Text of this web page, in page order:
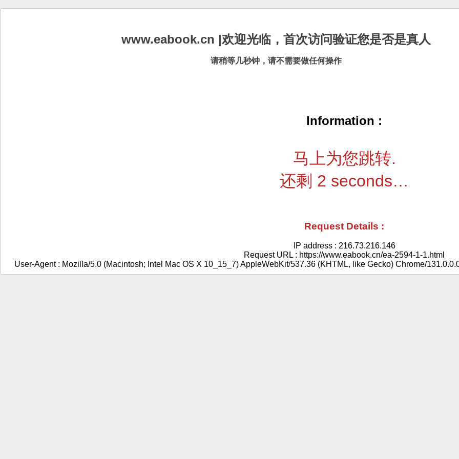
www.eabook.cn |欢迎光临，首次访问验证您是否是真人
请稍等几秒钟，请不需要做任何操作
Information :
马上为您跳转.
还剩 2 seconds…
Request Details :
IP address : 216.73.216.146
Request URL : https://www.eabook.cn/ea-2594-1-1.html
User-Agent : Mozilla/5.0 (Macintosh; Intel Mac OS X 10_15_7) AppleWebKit/537.36 (KHTML, like Gecko) Chrome/